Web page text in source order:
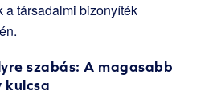
a társadalmi bizonyíték
szabás: A magasabb
kulcsa